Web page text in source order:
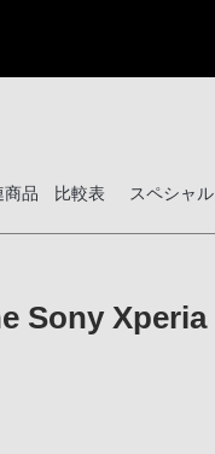
商品 比較表 スペシャ
Sony Xperia